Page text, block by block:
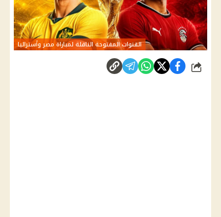
القنوات المفتوحة الناقلة لمباراة مصر وأستراليا
شارك